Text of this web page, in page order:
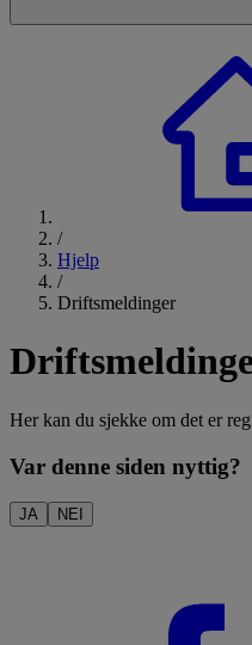
/
Hjelp
/
Driftsmeldinger
Her kan du sjekke om det er
Var denne siden nyttig?
JA NEI